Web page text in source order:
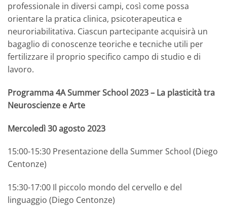
professionale in diversi campi, così come possa
orientare la pratica clinica, psicoterapeutica e
neuroriabilitativa. Ciascun partecipante acquisirà un
bagaglio di conoscenze teoriche e tecniche utili per
fertilizzare il proprio specifico campo di studio e di
lavoro.
Programma 4A Summer School 2023 – La plasticità tra
Neuroscienze e Arte
Mercoledì 30 agosto 2023
15:00-15:30 Presentazione della Summer School (Diego
Centonze)
15:30-17:00 Il piccolo mondo del cervello e del
linguaggio (Diego Centonze)